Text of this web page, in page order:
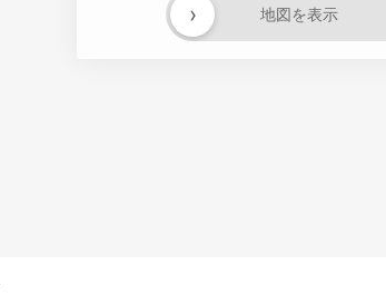
地図を表示
›